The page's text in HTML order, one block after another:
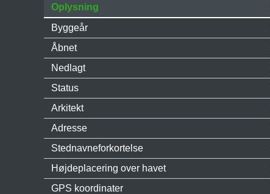
Oplysning
Byggeår
Åbnet
Nedlagt
Status
Arkitekt
Adresse
Stednavneforkortelse
Højdeplacering over havet
GPS koordinater